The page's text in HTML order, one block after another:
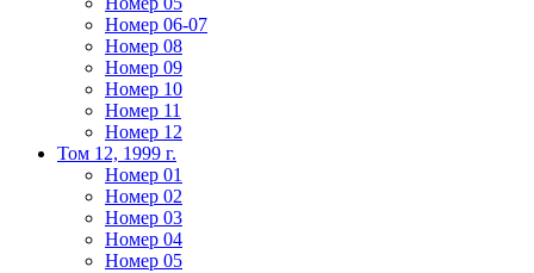
Номер 06-07
Номер 08
Номер 09
Номер 10
Номер 11
Номер 12
Том 12, 1999 г.
Номер 01
Номер 02
Номер 03
Номер 04
Номер 05